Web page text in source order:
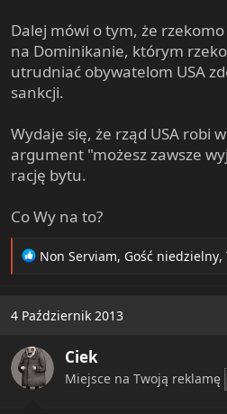
Dalej mówi o tym, że
na Dominikanie, którym
utrudniać obywatelom USA
sankcji.
Wydaje się, że rząd USA robi
argument "możesz zawsze
rację bytu.
Co Wy na to?
R
c
t
o
n
s
Non Serviam, Gość niedzielny,
4 Październik 2013
Ciek
Miejsce na Twoją reklamę